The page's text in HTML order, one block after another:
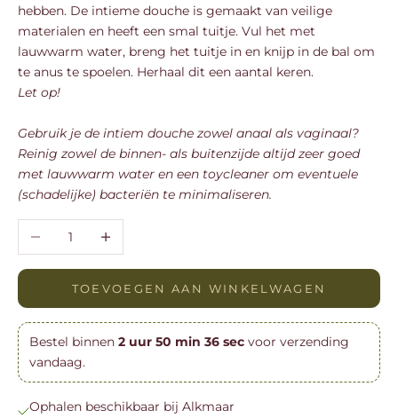
hebben. De intieme douche is gemaakt van veilige
materialen en heeft een smal tuitje. Vul het met
lauwwarm water, breng het tuitje in en knijp in de bal om
te anus te spoelen. Herhaal dit een aantal keren.
Let op!
Gebruik je de intiem douche zowel anaal als vaginaal?
Reinig zowel de binnen- als buitenzijde altijd zeer goed
met lauwwarm water en een toycleaner om eventuele
(schadelijke) bacteriën te minimaliseren.
Aantal verlagenAantal verhogen
TOEVOEGEN AAN WINKELWAGEN
Bestel binnen 2 uur 50 min 36 sec voor verzending
vandaag.
Ophalen beschikbaar bij Alkmaar